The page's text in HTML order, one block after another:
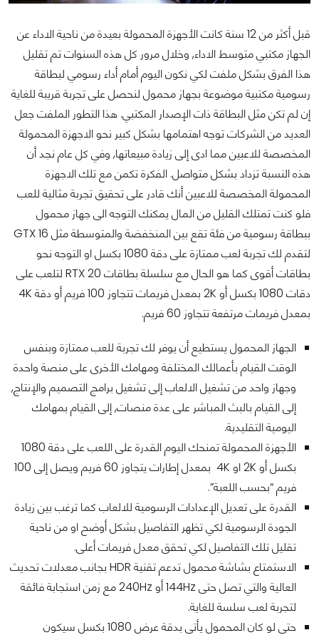
قبل أكثر من 12 سنة كانت الأجهزة المحمولة بعيدة من ناحية الاداء عن
الجهاز مكتبي متوسط الاداء, وخلال مرور كل هذه السنوات تم تقليل
هذا الفرق بشكل ملفت لكي نكون اليوم أمام أداء رسومي لبطاقة
رسومية مكتبية موضوعة بجهاز محمول لنحصل على تجربة قريبة للغاية
إن لم تكن مثل البطاقة ذات الإصدار المكتبي. هذا التطور الملفت جعل
العديد من الشركات توجه اهتمامها بشكل كبير نحو الاجهزة المحمولة
المخصصة للاعبين مما ادى إلى زيادة مبيعاتها, وفي كل عام نجد أن
هذه النسبة تزداد بشكل متواصل. الفكرة تكمن مع تلك الاجهزة
المحمولة المخصصة للاعبين أنك قادر على تحقيق تجربة مثالية للعب
فلو كنت تمتلك القليل من المال يمكنك التوجه الى جهاز محمول
ببطاقة رسومية من فئة تقع بين المنخفضة والمتوسطة مثل GTX 16
لتقدم لك تجربة لعب ممتازة على دقة 1080 بكسل او التوجه نحو
بطاقات أقوى كما هو الحال مع سلسلة بطاقات RTX 20 لتلعب على
دقات 1080 بكسل أو 2K بمعدل فريمات تتجاوز 100 فريم أو دقة 4K
بمعدل فريمات مرتفعة تتجاوز 60 فريم.
الجهاز المحمول يستطيع أن يوفر لك تجربة للعب ممتازة وبنفس
الوقت القيام بأعمالك المختلفة ومهامك الأخرى على منصة واحدة
وجهاز واحد من تشغيل الالعاب إلى تشغيل برامج التصميم والإنتاج,
إلى القيام بالبث المباشر على عدة منصات, إلى القيام بمهامك
اليومية التقليدية.
الأجهزة المحمولة تمنحك اليوم القدرة على اللعب على دقة 1080
بكسل أو 2K او 4K بمعدل إطارات يتجاوز 60 فريم ويصل إلى 100
فريم “بحسب اللعبة”.
القدرة على تعديل الإعدادات الرسومية للالعاب كما ترغب بين زيادة
الجودة الرسومية لكي تظهر التفاصيل بشكل أوضح او من ناحية
تقليل تلك التفاصيل لكي تحقق معدل فريمات أعلى.
الاستمتاع بشاشة محمول تدعم تقنية HDR بجانب معدلات تحديث
العالية والتي تصل حتى 144Hz أو 240Hz مع زمن استجابة فائقة
لتجربة لعب سلسة للغاية.
حتى لو كان المحمول يأتي بدقة عرض 1080 بكسل سيكون